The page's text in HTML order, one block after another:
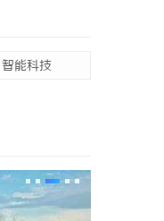
智能科技